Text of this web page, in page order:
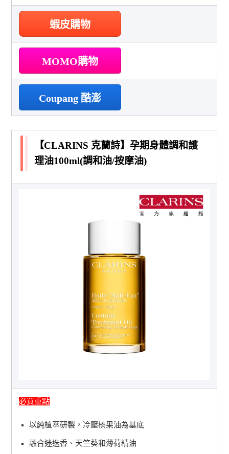
蝦皮購物
MOMO購物
Coupang 酷澎
【CLARINS 克蘭詩】孕期身體調和護
理油100ml(調和油/按摩油)
必買重點
以純植萃研製，冷壓榛果油為基底
融合迷迭香、天竺葵和薄荷精油